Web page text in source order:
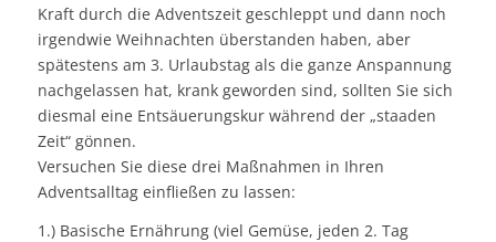
Kraft durch die Adventszeit geschleppt und dann noch
irgendwie Weihnachten überstanden haben, aber
spätestens am 3. Urlaubstag als die ganze Anspannung
nachgelassen hat, krank geworden sind, sollten Sie sich
diesmal eine Entsäuerungskur während der „staaden
Zeit“ gönnen.
Versuchen Sie diese drei Maßnahmen in Ihren
Adventsalltag einfließen zu lassen:
1.) Basische Ernährung (viel Gemüse, jeden 2. Tag